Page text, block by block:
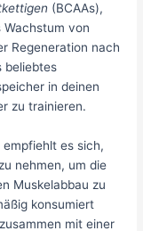
(BCAAs),
von
Regeneration nach
beliebtes
in deinen
zu trainieren.
es sich,
nehmen, um die
Muskelabbau zu
konsumiert
mit einer